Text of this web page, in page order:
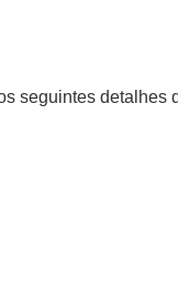
seguintes detalhes